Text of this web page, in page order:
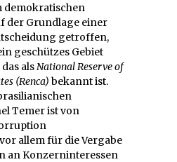
demokratischen
der Grundlage einer
getroffen,
geschützes Gebiet
alsNational Reserve of
(Renca) bekannt ist.
Temer ist von
allem für die Vergabe
an Konzerninteressen